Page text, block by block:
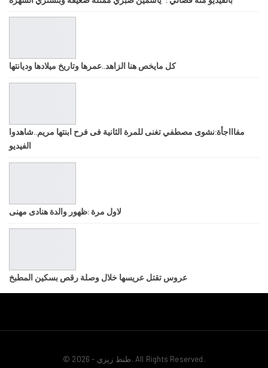
كل مايخص هنا الزاهد..عمرها وتاريخ ميلادها وديانتها
مفاااجأة:نشوى مصطفي تغنى للمرة الثانية فى فرح ابنتها مريم..شاهدوا
الفيديو
لاول مرة :ظهور والدة هنادى مهنى
عروس تقتل عريسها خلال وصلة رقص بسكين المطبخ
© 2026 - طنط زيزي. All Rights Reserved.